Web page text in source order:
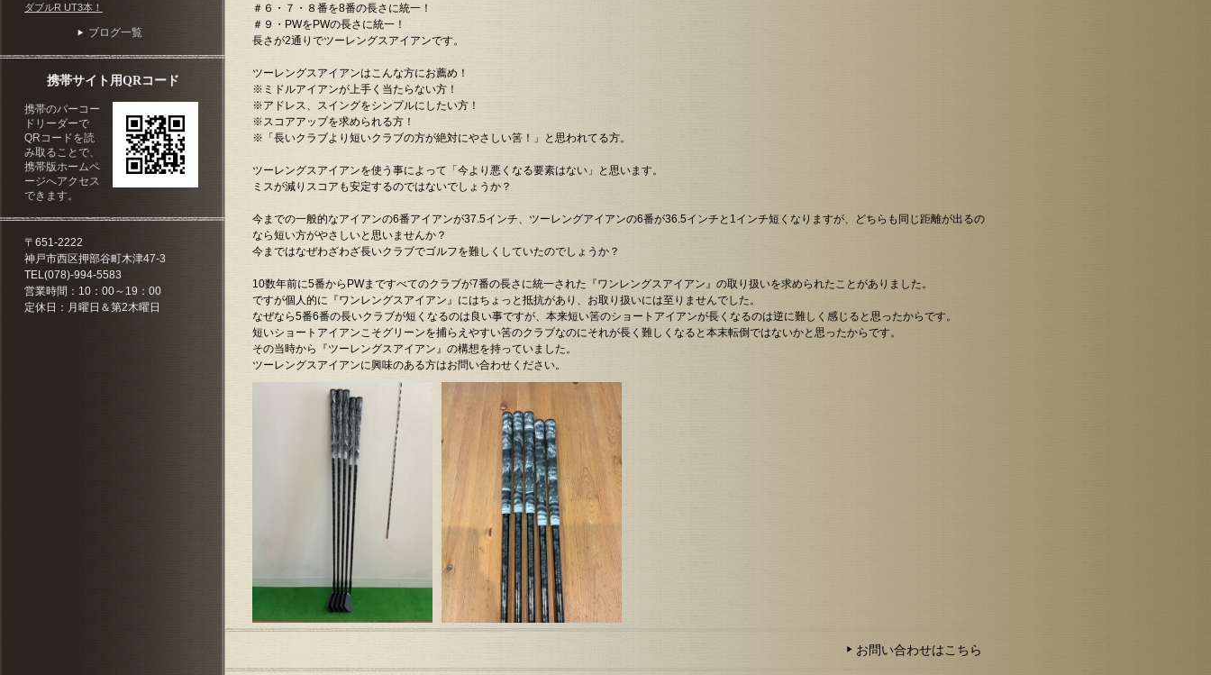
ダブルR UT3本！
ブログ一覧
携帯サイト用QRコード
携帯のバーコー
ドリーダーで
QRコードを読
み取ることで、
携帯版ホームペ
ージへアクセス
できます。
〒651‐2222
神戸市西区押部谷町木津47‐3
TEL(078)-994-5583
営業時間：10：00～19：00
定休日：月曜日＆第2木曜日
2025.08.10
お取り扱い商品に「AXIS GOLF Z6 TOUR WEDGE(燻し銅メッキ)」を追加しました。
2025.08.09
お盆期間中のお休みは11日の月曜日と14日の第2木曜日です。
2025.06.17
お取り扱い商品に「Modart CBF IRON」を追加しました。
2025.06.04
お取り扱い商品に「ITOBORI V4 wedge」を追加しました。
2025.06.04
お取り扱い商品に「ITOBORIドライバー2025」を追加しました。
2025.05.22
お取り扱い商品に「AXIS GOLF Z4CBI」を追加しました。
2025.05.18
取扱商品にModart WEDGEを追加しました。
2025.04.30
GW期間中の休業案内。5月5日(月)の定休日と翌6日(火)を連休させて頂きます。
2025.03.22
取扱商品に「ジャンバティストCB10CBI」を追加しました。
2025.01.12
取扱商品に「フューチャーフォース」ウエッジを追加しました。
2024.12.20
年末年始の休業：R6年12月30日からR7年1月3日まで休業いたします。
2024.12.11
取扱商品に「フューチャーフォース」アイアンを追加しました。
2024.11.22
取扱商品にジャスティック・ダブルＲ460MAX-DとWaoww BANGを追加しました。
お盆期間は8月12日(月)と14日(水)を休ませて頂きます。
取扱商品にグラインドワークス・イクノイックスを追加しました。
GWは5月6日の月曜日を休ませて頂きます。
取扱商品にKODOを追加しました。
取扱商品にエミリッドバハマCV9を追加しました。
勝手ながら3月20日（水）は祝日ですが臨時休業させて頂きます。
取扱商品にITOBORI(一刀彫)ドライバーを追加しました
取扱商品にITOBORI(一刀彫)WEDGEを追加しました。
取扱商品にITOBORI(一刀彫) IRONを追加しました。
2024.01.26
取扱商品にLAB GOLFのDF.3パターを追加しました。
2023.12.28
年末年始休業のお知らせ 2023年12月31日(土)から2024年1月3日(水)まで休業 2024年1
＃６・７・８番を8番の長さに統一！
＃９・PWをPWの長さに統一！
長さが2通りでツーレングスアイアンです。
ツーレングスアイアンはこんな方にお薦め！
※ミドルアイアンが上手く当たらない方！
※アドレス、スイングをシンプルにしたい方！
※スコアアップを求められる方！
※「長いクラブより短いクラブの方が絶対にやさしい筈！」と思われてる方。
ツーレングスアイアンを使う事によって「今より悪くなる要素はない」と思います。
ミスが減りスコアも安定するのではないでしょうか？
今までの一般的なアイアンの6番アイアンが37.5インチ、ツーレングアイアンの6番が36.5インチと1インチ短くなりますが、どちらも同じ距離が出るの
なら短い方がやさしいと思いませんか？
今まではなぜわざわざ長いクラブでゴルフを難しくしていたのでしょうか？
10数年前に5番からPWまですべてのクラブが7番の長さに統一された『ワンレングスアイアン』の取り扱いを求められたことがありました。
ですが個人的に『ワンレングスアイアン』にはちょっと抵抗があり、お取り扱いには至りませんでした。
なぜなら5番6番の長いクラブが短くなるのは良い事ですが、本来短い筈のショートアイアンが長くなるのは逆に難しく感じると思ったからです。
短いショートアイアンこそグリーンを捕らえやすい筈のクラブなのにそれが長く難しくなると本末転倒ではないかと思ったからです。
その当時から『ツーレングスアイアン』の構想を持っていました。
ツーレングスアイアンに興味のある方はお問い合わせください。
お問い合わせはこちら